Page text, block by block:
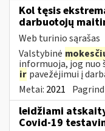
Kol tęsis
darbuotojų
Web turinio sąrašas
Valstybinė
informuoja, jog
ir pavežėjimui į
Metai: 2021
leidžiami
Covid-19